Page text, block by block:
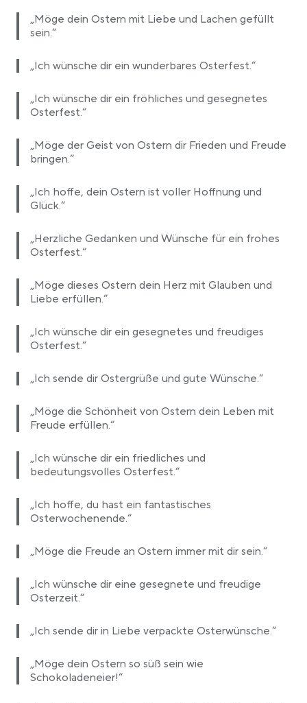
„Möge dein Ostern mit Liebe und Lachen gefüllt
sein.“
„Ich wünsche dir ein wunderbares Osterfest.“
„Ich wünsche dir ein fröhliches und gesegnetes
Osterfest.“
„Möge der Geist von Ostern dir Frieden und Freude
bringen.“
„Ich hoffe, dein Ostern ist voller Hoffnung und
Glück.“
„Herzliche Gedanken und Wünsche für ein frohes
Osterfest.“
„Möge dieses Ostern dein Herz mit Glauben und
Liebe erfüllen.“
„Ich wünsche dir ein gesegnetes und freudiges
Osterfest.“
„Ich sende dir Ostergrüße und gute Wünsche.“
„Möge die Schönheit von Ostern dein Leben mit
Freude erfüllen.“
„Ich wünsche dir ein friedliches und
bedeutungsvolles Osterfest.“
„Ich hoffe, du hast ein fantastisches
Osterwochenende.“
„Möge die Freude an Ostern immer mit dir sein.“
„Ich wünsche dir eine gesegnete und freudige
Osterzeit.“
„Ich sende dir in Liebe verpackte Osterwünsche.“
„Möge dein Ostern so süß sein wie
Schokoladeneier!“